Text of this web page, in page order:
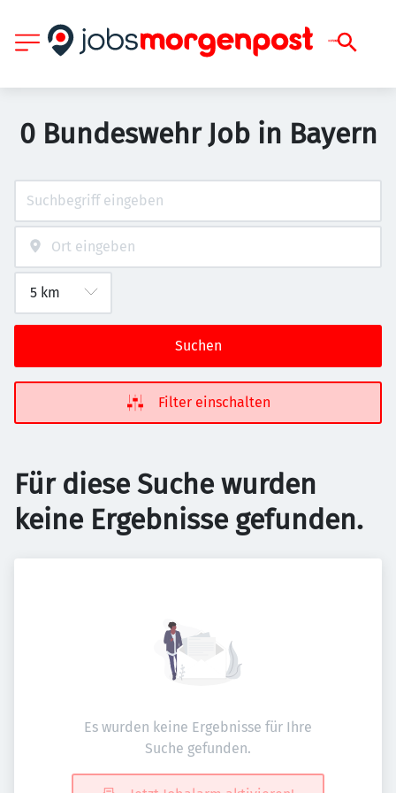
0 Bundeswehr Job in Bayern
Suchen
Filter einschalten
Für diese Suche wurden
keine Ergebnisse gefunden.
Es wurden keine Ergebnisse für Ihre
Suche gefunden.